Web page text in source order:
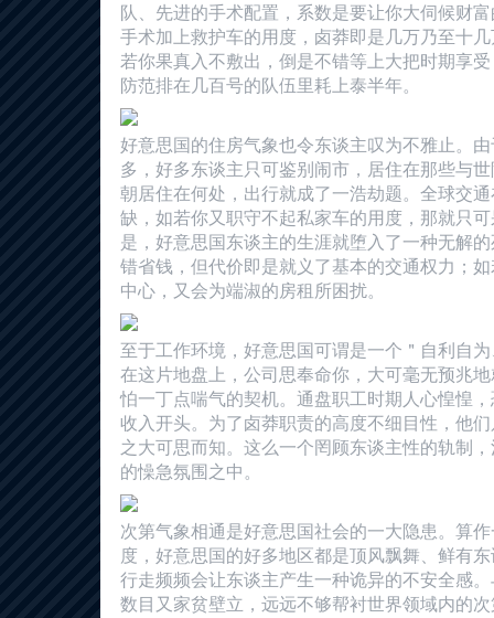
队、先进的手术配置，系数是要让你大伺候财
手术加上救护车的用度，卤莽即是几万乃至十
若你果真入不敷出，倒是不错等上大把时期享
防范排在几百号的队伍里耗上泰半年。
好意思国的住房气象也令东谈主叹为不雅止。
多，好多东谈主只可鉴别闹市，居住在那些与
朝居住在何处，出行就成了一浩劫题。全球交
缺，如若你又职守不起私家车的用度，那就只
是，好意思国东谈主的生涯就堕入了一种无解
错省钱，但代价即是就义了基本的交通权力；
中心，又会为端淑的房租所困扰。
至于工作环境，好意思国可谓是一个＂自利自
在这片地盘上，公司思奉命你，大可毫无预兆
怕一丁点喘气的契机。通盘职工时期人心惶惶
收入开头。为了卤莽职责的高度不细目性，他
之大可思而知。这么一个罔顾东谈主性的轨制
的懆急氛围之中。
次第气象相通是好意思国社会的一大隐患。算
度，好意思国的好多地区都是顶风飘舞、鲜有
行走频频会让东谈主产生一种诡异的不安全感
数目又家贫壁立，远远不够帮衬世界领域内的